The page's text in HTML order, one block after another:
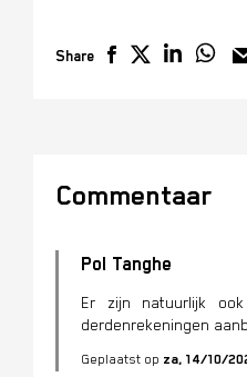
Share
Commentaar
Pol Tanghe
Er zijn natuurlijk
derdenrekeningen
Geplaatst op za, 14/10/